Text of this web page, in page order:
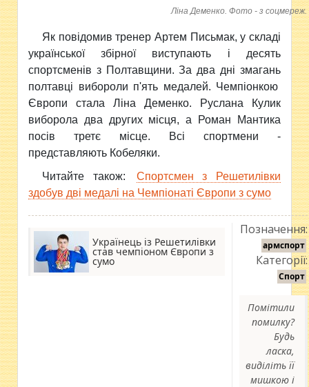
Ліна Деменко. Фото - з соцмереж.
Як повідомив тренер Артем Письмак, у складі
української збірної виступають і десять
спортсменів з Полтавщини. За два дні змагань
полтавці вибороли п'ять медалей. Чемпіонкою
Європи стала Ліна Деменко. Руслана Кулик
виборола два других місця, а Роман Мантика
посів третє місце. Всі спортмени -
представляють Кобеляки.
Читайте також:
Спортсмен з Решетилівки
здобув дві медалі на Чемпіонаті Європи з сумо
Українець із Решетилівки
став чемпіоном Європи з
сумо
Позначення:
армспорт
Категорії:
Спорт
Помітили
помилку?
Будь
ласка,
виділіть її
мишкою і